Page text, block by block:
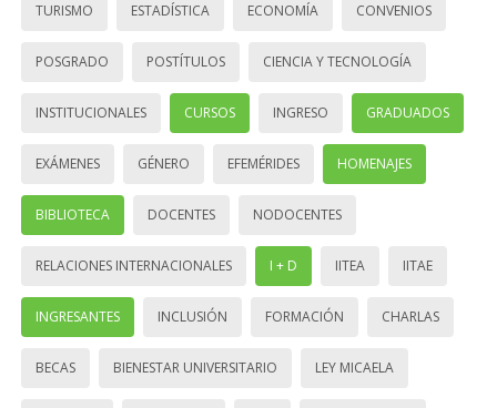
TURISMO ESTADÍSTICA ECONOMÍA CONVENIOS
POSGRADO POSTÍTULOS CIENCIA Y TECNOLOGÍA
INSTITUCIONALES CURSOS INGRESO GRADUADOS
EXÁMENES GÉNERO EFEMÉRIDES HOMENAJES
BIBLIOTECA DOCENTES NODOCENTES
RELACIONES INTERNACIONALES I + D IITEA IITAE
INGRESANTES INCLUSIÓN FORMACIÓN CHARLAS
BECAS BIENESTAR UNIVERSITARIO LEY MICAELA